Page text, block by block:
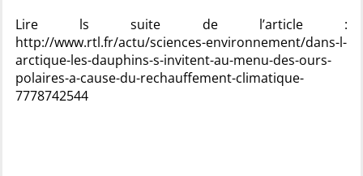
Lire ls suite de l’article :
http://www.rtl.fr/actu/sciences-environnement/dans-l-
arctique-les-dauphins-s-invitent-au-menu-des-ours-
polaires-a-cause-du-rechauffement-climatique-
7778742544